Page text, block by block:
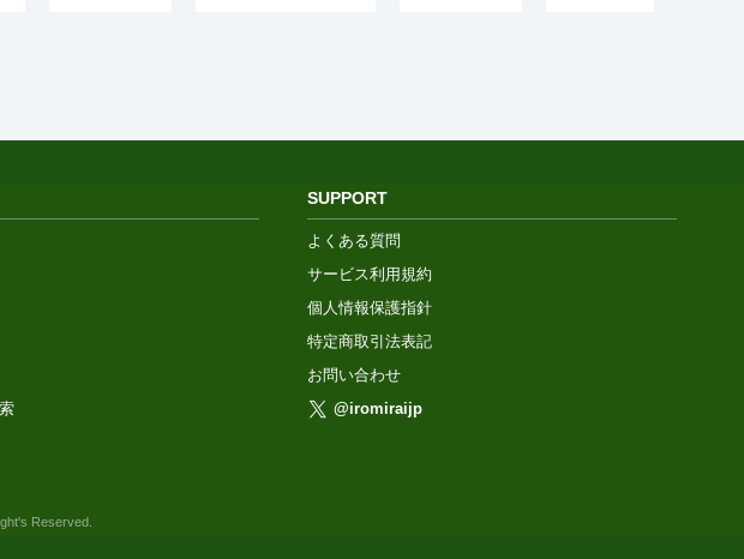
SUPPORT
よくある質問
サービス利用規約
個人情報保護指針
特定商取引法表記
お問い合わせ
@iromiraijp
Reserved.